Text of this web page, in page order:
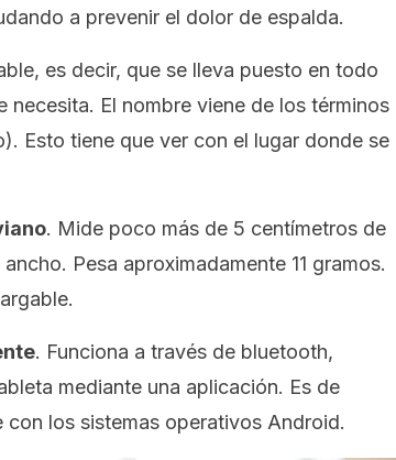
a prevenir el dolor de espalda.
, es decir, que se lleva puesto en todo
necesita. El nombre viene de los términos
Esto tiene que ver con el lugar donde se
. Mide poco más de 5 centímetros de
Pesa aproximadamente 11 gramos.
. Funciona a través de bluetooth,
mediante una aplicación. Es de
con los sistemas operativos Android.